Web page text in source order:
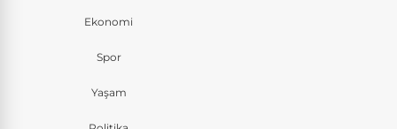
Ekonomi
Spor
Yaşam